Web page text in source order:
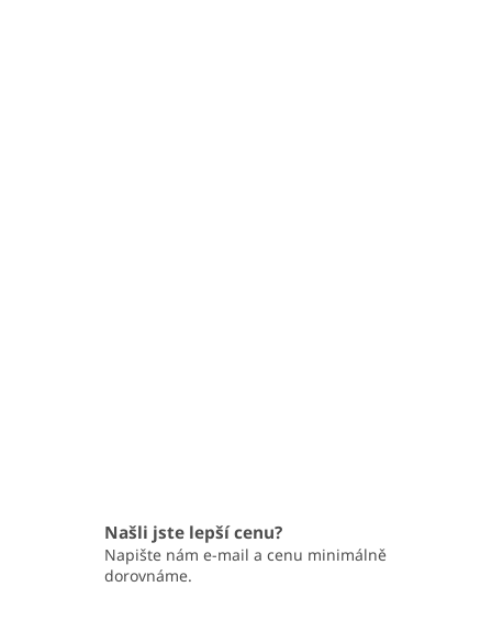
Našli jste lepší cenu?
Napište nám e-mail a cenu minimálně
dorovnáme.